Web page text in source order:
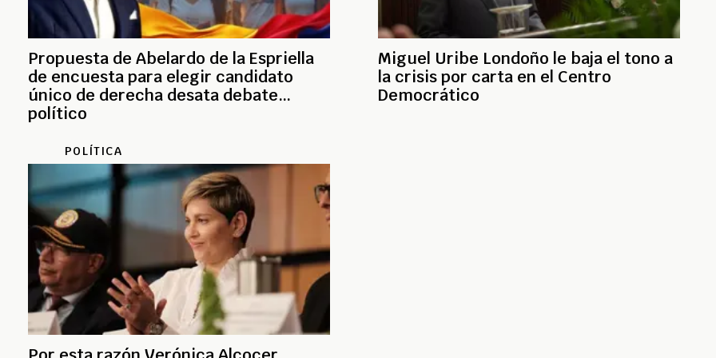
Propuesta de Abelardo de la Espriella
de encuesta para elegir candidato
único de derecha desata debate
político
Miguel Uribe Londoño le baja el tono a
la crisis por carta en el Centro
Democrático
POLÍTICA